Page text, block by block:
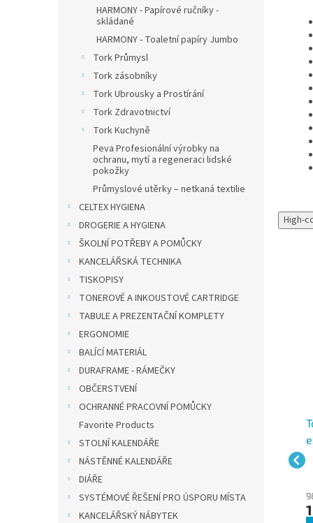
HARMONY - Papírové ručníky -
skládané
HARMONY - Toaletní papíry Jumbo
Tork Průmysl
Tork zásobníky
Tork Ubrousky a Prostírání
Tork Zdravotnictví
Tork Kuchyně
Peva Profesionální výrobky na
ochranu, mytí a regeneraci lidské
pokožky
Průmyslové utěrky – netkaná textilie
CELTEX HYGIENA
DROGERIE A HYGIENA
ŠKOLNÍ POTŘEBY A POMŮCKY
KANCELÁŘSKÁ TECHNIKA
TISKOPISY
TONEROVÉ A INKOUSTOVÉ CARTRIDGE
TABULE A PREZENTAČNÍ KOMPLETY
ERGONOMIE
BALÍCÍ MATERIÁL
DURAFRAME - RÁMEČKY
OBČERSTVENÍ
OCHRANNÉ PRACOVNÍ POMŮCKY
Favorite Products
STOLNÍ KALENDÁŘE
NÁSTĚNNÉ KALENDÁŘE
DIÁŘE
SYSTÉMOVÉ ŘEŠENÍ PRO ÚSPORU MÍSTA
KANCELÁŘSKÝ NÁBYTEK
High-
Celtex Save Plus T3
skládaný toaletní papír
bílý 2vrstvý 9000 ks
Skladem - expedice 2 prac.
825 Kč bez DPH
998 Kč
Novinka
toaletní papír bílý plast
Skladem - expedice 2 prac.
387 Kč bez DPH
468 Kč